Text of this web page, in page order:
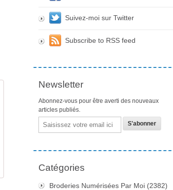
Suivez-moi sur Twitter
Subscribe to RSS feed
Newsletter
Abonnez-vous pour être averti des nouveaux
articles publiés.
Email
Catégories
Broderies Numérisées Par Moi (2382)